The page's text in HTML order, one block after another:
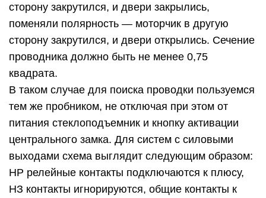
сторону закрутился, и двери закрылись,
поменяли полярность — моторчик в другую
сторону закрутился, и двери открылись. Сечение
проводника должно быть не менее 0,75
квадрата.
В таком случае для поиска проводки пользуемся
тем же пробником, не отключая при этом от
питания стеклоподъемник и кнопку активации
центрального замка. Для систем с силовыми
выходами схема выглядит следующим образом:
НР релейные контакты подключаются к плюсу,
НЗ контакты игнорируются, общие контакты к